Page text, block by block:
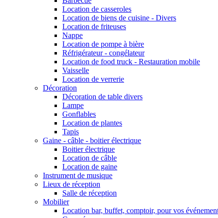
Location de casseroles
Location de biens de cuisine - Divers
Location de friteuses
Nappe
Location de pompe à bière
Réfrigérateur - congélateur
Location de food truck - Restauration mobile
Vaisselle
Location de verrerie
Décoration
Décoration de table divers
Lampe
Gonflables
Location de plantes
Tapis
Gaine - câble - boitier électrique
Boitier électrique
Location de câble
Location de gaine
Instrument de musique
Lieux de réception
Salle de réception
Mobilier
Location bar, buffet, comptoir, pour vos